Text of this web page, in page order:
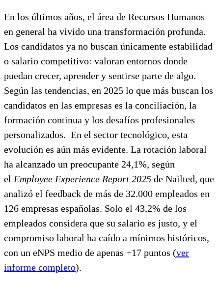
En los últimos años, el área de Recursos Humanos
en general ha vivido una transformación profunda.
Los candidatos ya no buscan únicamente estabilidad
o salario competitivo: valoran entornos donde
puedan crecer, aprender y sentirse parte de algo.
Según las tendencias, en 2025 lo que más buscan los
candidatos en las empresas es la conciliación, la
formación continua y los desafíos profesionales
personalizados. En el sector tecnológico, esta
evolución es aún más evidente. La rotación laboral
ha alcanzado un preocupante 24,1%, según
el Employee Experience Report 2025 de Nailted, que
analizó el feedback de más de 32.000 empleados en
126 empresas españolas. Solo el 43,2% de los
empleados considera que su salario es justo, y el
compromiso laboral ha caído a mínimos históricos,
con un eNPS medio de apenas +17 puntos (ver
informe completo).